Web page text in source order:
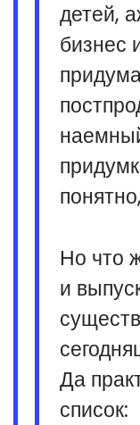
детей,
бизнес
Но что
и
Да
список: